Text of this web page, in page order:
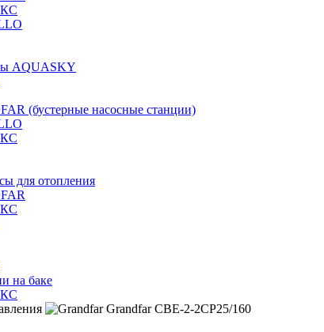
AQUASKY
(бустерные насосные станции)
для отопления
на баке
Grandfar CBE-2-2CP25/160